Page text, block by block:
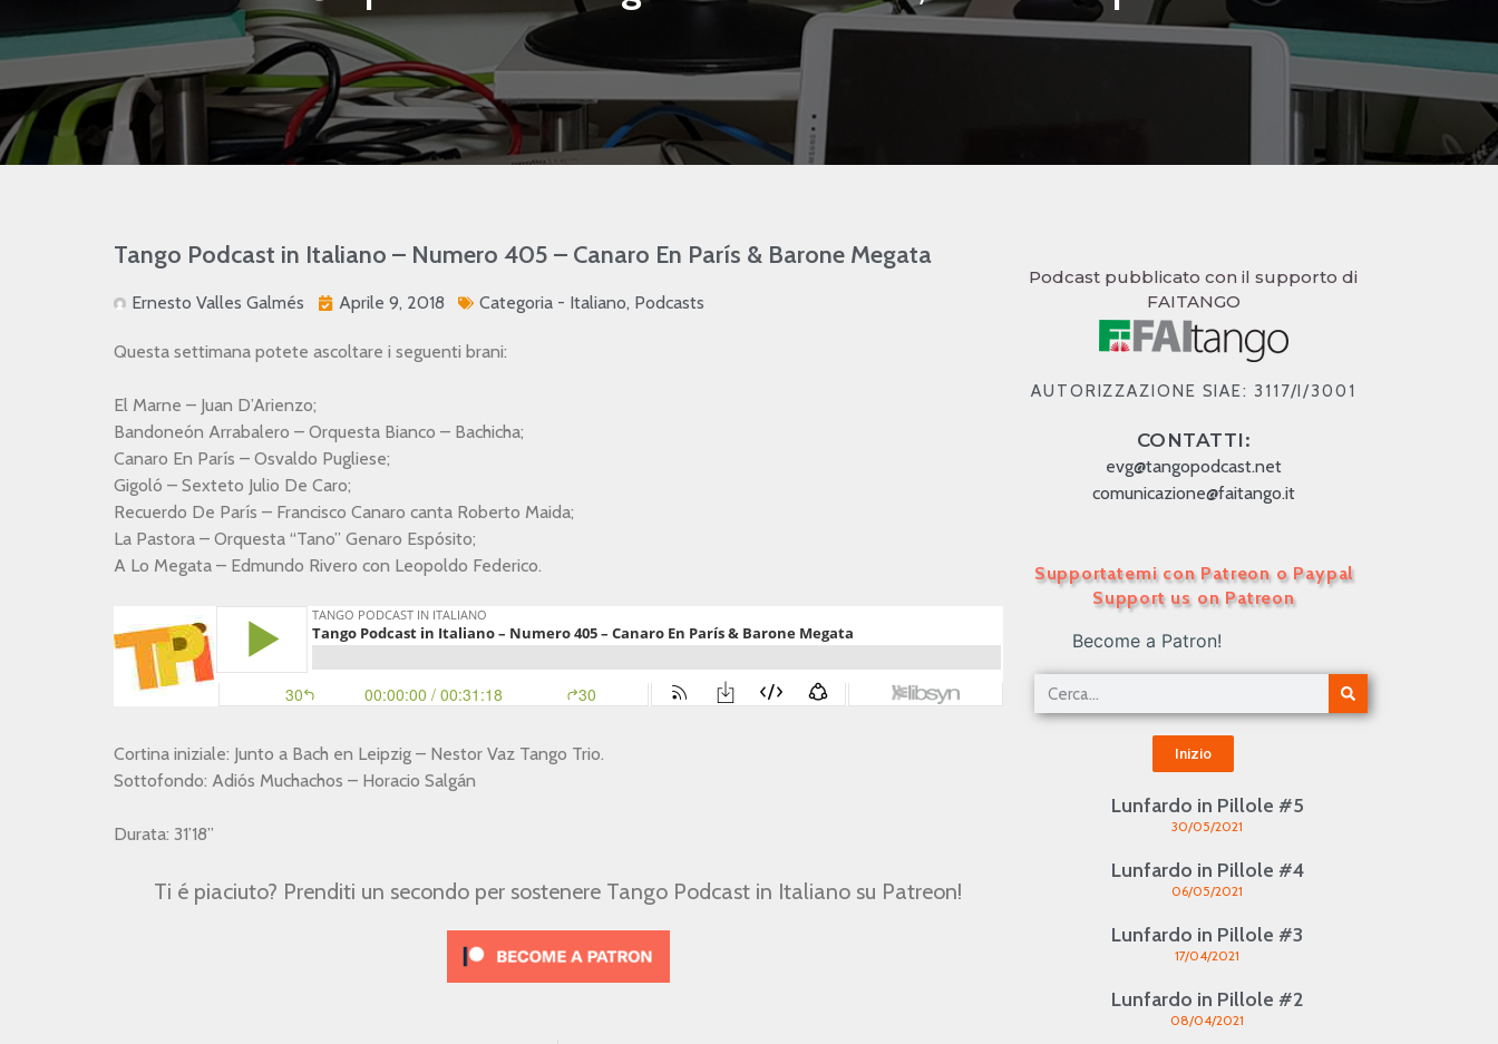
Tango Podcast in Italiano – Numero 405 – Canaro En París & Barone Megata
Ernesto Valles Galmés Aprile 9, 2018 Categoria - Italiano, Podcasts
Questa settimana potete ascoltare i seguenti brani:
El Marne – Juan D’Arienzo;
Bandoneón Arrabalero – Orquesta Bianco – Bachicha;
Canaro En París – Osvaldo Pugliese;
Gigoló – Sexteto Julio De Caro;
Recuerdo De París – Francisco Canaro canta Roberto Maida;
La Pastora – Orquesta “Tano” Genaro Espósito;
A Lo Megata – Edmundo Rivero con Leopoldo Federico.
Cortina iniziale: Junto a Bach en Leipzig – Nestor Vaz Tango Trio.
Sottofondo: Adiós Muchachos – Horacio Salgán
Durata: 31’18”
Ti é piaciuto? Prenditi un secondo per sostenere Tango Podcast in Italiano su Patreon!
Podcast pubblicato con il supporto di
FAITANGO
AUTORIZZAZIONE SIAE: 3117/I/3001
CONTATTI:
evg@tangopodcast.net
comunicazione@faitango.it
Supportatemi con Patreon o Paypal
Support us on Patreon
Become a Patron!
Inizio
Lunfardo in Pillole #5
30/05/2021
Lunfardo in Pillole #4
06/05/2021
Lunfardo in Pillole #3
17/04/2021
Lunfardo in Pillole #2
08/04/2021